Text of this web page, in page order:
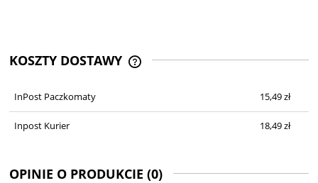
KOSZTY DOSTAWY
InPost Paczkomaty
15,49 zł
Inpost Kurier 18,49 zł
OPINIE O PRODUKCIE (0)